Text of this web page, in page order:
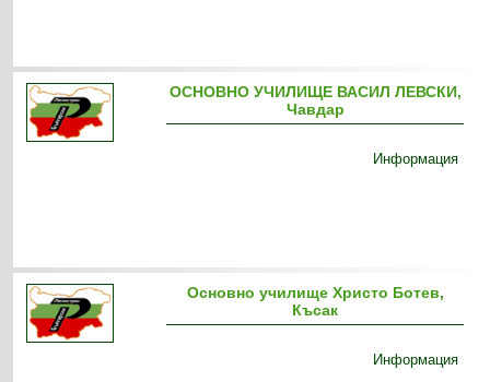
ОСНОВНО УЧИЛИЩЕ ВАСИЛ ЛЕВСКИ,
Чавдар
Информация
Основно училище Христо Ботев,
Късак
Информация